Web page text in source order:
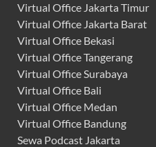
Virtual Office Jakarta Timur
Virtual Office Jakarta Barat
Virtual Office Bekasi
Virtual Office Tangerang
Virtual Office Surabaya
Virtual Office Bali
Virtual Office Medan
Virtual Office Bandung
Sewa Podcast Jakarta